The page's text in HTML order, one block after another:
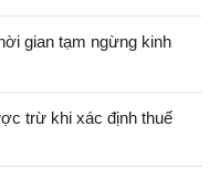
gian tạm ngừng kinh
trừ khi xác định thuế